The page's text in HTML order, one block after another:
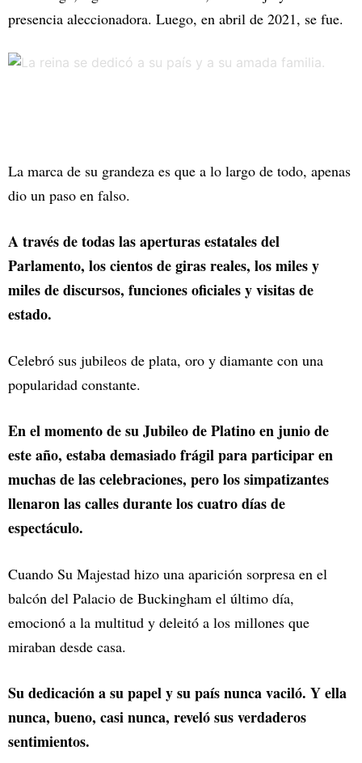
presencia aleccionadora. Luego, en abril de 2021, se fue.
La marca de su grandeza es que a lo largo de todo, apenas
dio un paso en falso.
A través de todas las aperturas estatales del
Parlamento, los cientos de giras reales, los miles y
miles de discursos, funciones oficiales y visitas de
estado.
Celebró sus jubileos de plata, oro y diamante con una
popularidad constante.
En el momento de su Jubileo de Platino en junio de
este año, estaba demasiado frágil para participar en
muchas de las celebraciones, pero los simpatizantes
llenaron las calles durante los cuatro días de
espectáculo.
Cuando Su Majestad hizo una aparición sorpresa en el
balcón del Palacio de Buckingham el último día,
emocionó a la multitud y deleitó a los millones que
miraban desde casa.
Su dedicación a su papel y su país nunca vaciló. Y ella
nunca, bueno, casi nunca, reveló sus verdaderos
sentimientos.